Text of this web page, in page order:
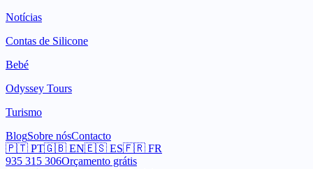
Notícias
Contas de Silicone
Bebé
Odyssey Tours
Turismo
BlogSobre nósContacto
🇵🇹 PT🇬🇧 EN🇪🇸 ES🇫🇷 FR
935 315 306Orçamento grátis